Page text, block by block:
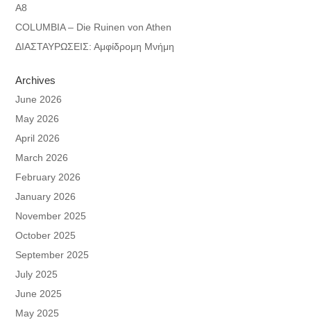
A8
COLUMBIA – Die Ruinen von Athen
ΔΙΑΣΤΑΥΡΩΣΕΙΣ: Αμφίδρομη Μνήμη
Archives
June 2026
May 2026
April 2026
March 2026
February 2026
January 2026
November 2025
October 2025
September 2025
July 2025
June 2025
May 2025